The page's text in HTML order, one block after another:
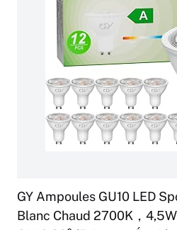
GY Ampoules GU10 LED
Blanc Chaud 2700K，